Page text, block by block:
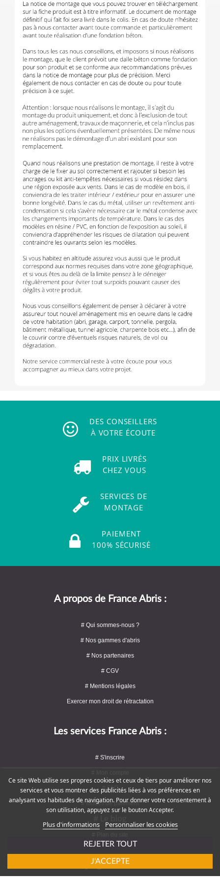
DES CONSEILLERS
À VOTRE ÉCOUTE
PRIX LIVRÉS
CHEZ VOUS
SERVICES DE
MONTAGE
PAIEMENT
100% SÉCURISÉ
A propos de France Abris :
# Qui sommes-nous ?
# Nos gammes d'abris
# Nos partenaires
# CGV
# Mentions légales
Exercer mon droit de rétractation
Les services France Abris :
# S'inscrire
# FAQ
# Modes de paiement
Rejoignez-nous !
Ce site Web utilise ses propres cookies et ceux de tiers pour améliorer nos
services et vous montrer des publicités liées à vos préférences en
analysant vos habitudes de navigation. Pour donner votre consentement à
son utilisation, appuyez sur le bouton Accepter.
Plus d'informations Personnaliser les cookies
REJETER TOUT
J'ACCEPTE